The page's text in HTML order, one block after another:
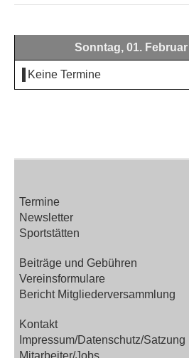
Sonntag, 01. Februar
Keine Termine
Termine
Newsletter
Sportstätten
Beiträge und Gebühren
Vereinsformulare
Bericht Mitgliederversammlung
Kontakt
Impressum/Datenschutz/Satzung
Mitarbeiter/Jobs